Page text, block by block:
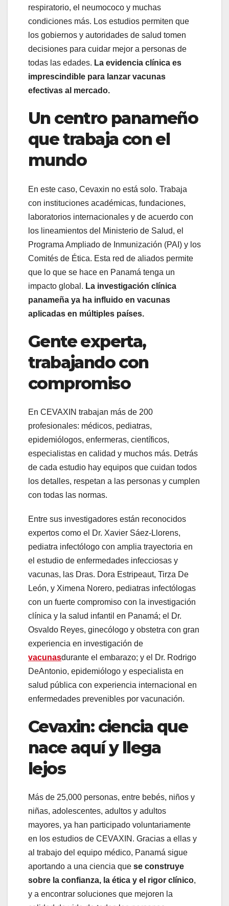
respiratorio, el neumococo y muchas
condiciones más. Los estudios permiten que
los gobiernos y autoridades de salud tomen
decisiones para cuidar mejor a personas de
todas las edades. La evidencia clínica es
imprescindible para lanzar vacunas
efectivas al mercado.
Un centro panameño
que trabaja con el
mundo
En este caso, Cevaxin no está solo. Trabaja
con instituciones académicas, fundaciones,
laboratorios internacionales y de acuerdo con
los lineamientos del Ministerio de Salud, el
Programa Ampliado de Inmunización (PAI) y los
Comités de Ética. Esta red de aliados permite
que lo que se hace en Panamá tenga un
impacto global. La investigación clínica
panameña ya ha influido en vacunas
aplicadas en múltiples países.
Gente experta,
trabajando con
compromiso
En CEVAXIN trabajan más de 200
profesionales: médicos, pediatras,
epidemiólogos, enfermeras, científicos,
especialistas en calidad y muchos más. Detrás
de cada estudio hay equipos que cuidan todos
los detalles, respetan a las personas y cumplen
con todas las normas.
Entre sus investigadores están reconocidos
expertos como el Dr. Xavier Sáez-Llorens,
pediatra infectólogo con amplia trayectoria en
el estudio de enfermedades infecciosas y
vacunas, las Dras. Dora Estripeaut, Tirza De
León, y Ximena Norero, pediatras infectólogas
con un fuerte compromiso con la investigación
clínica y la salud infantil en Panamá; el Dr.
Osvaldo Reyes, ginecólogo y obstetra con gran
experiencia en investigación de
vacunasdurante el embarazo; y el Dr. Rodrigo
DeAntonio, epidemiólogo y especialista en
salud pública con experiencia internacional en
enfermedades prevenibles por vacunación.
Cevaxin: ciencia que
nace aquí y llega
lejos
Más de 25,000 personas, entre bebés, niños y
niñas, adolescentes, adultos y adultos
mayores, ya han participado voluntariamente
en los estudios de CEVAXIN. Gracias a ellas y
al trabajo del equipo médico, Panamá sigue
aportando a una ciencia que se construye
sobre la confianza, la ética y el rigor clínico,
y a encontrar soluciones que mejoren la